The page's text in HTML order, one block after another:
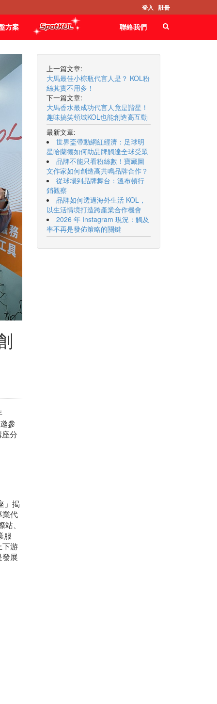
登入 註冊
方案 聯絡我們
參
分
」揭
業代
、
服
下游
發展
上一篇文章:
大馬最佳小棕瓶代言人是？ KOL粉
絲其實不用多！
下一篇文章:
大馬香水最成功代言人竟是諧星！
趣味搞笑領域KOL也能創造高互動
最新文章:
世界盃帶動網紅經濟：足球明
星哈蘭德如何助品牌觸達全球受眾
品牌不能只看粉絲數！寶藏圖
文作家如何創造高共鳴品牌合作？
從球場到品牌舞台：溫布頓行
銷觀察
品牌如何透過海外生活 KOL，
以生活情境打造跨產業合作機會
2026 年 Instagram 現況：觸及
率不再是發佈策略的關鍵